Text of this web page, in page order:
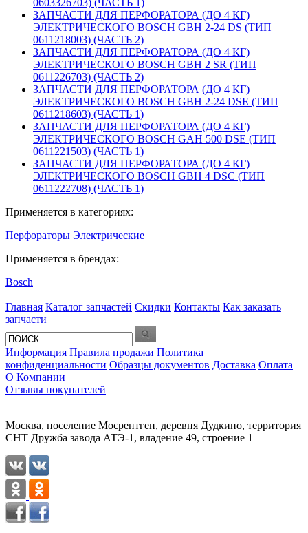
ЗАПЧАСТИ ДЛЯ ПЕРФОРАТОРА (ДО 4 КГ)
ЭЛЕКТРИЧЕСКОГО BOSCH GBH 2-24 DS (ТИП
0611218003) (ЧАСТЬ 2)
ЗАПЧАСТИ ДЛЯ ПЕРФОРАТОРА (ДО 4 КГ)
ЭЛЕКТРИЧЕСКОГО BOSCH GBH 2 SR (ТИП
0611226703) (ЧАСТЬ 2)
ЗАПЧАСТИ ДЛЯ ПЕРФОРАТОРА (ДО 4 КГ)
ЭЛЕКТРИЧЕСКОГО BOSCH GBH 2-24 DSE (ТИП
0611218603) (ЧАСТЬ 1)
ЗАПЧАСТИ ДЛЯ ПЕРФОРАТОРА (ДО 4 КГ)
ЭЛЕКТРИЧЕСКОГО BOSCH GAH 500 DSE (ТИП
0611221503) (ЧАСТЬ 1)
ЗАПЧАСТИ ДЛЯ ПЕРФОРАТОРА (ДО 4 КГ)
ЭЛЕКТРИЧЕСКОГО BOSCH GBH 4 DSC (ТИП
0611222708) (ЧАСТЬ 1)
Применяется в категориях:
Перфораторы Электрические
Применяется в брендах:
Bosch
Главная Каталог запчастей Скидки Контакты Как заказать
запчасти
Информация Правила продажи Политика
конфиденциальности Образцы документов Доставка Оплата
О Компании
Отзывы покупателей
Москва, поселение Мосрентген, деревня Дудкино, территория
СНТ Дружба завода АТЭ-1, владение 49, строение 1